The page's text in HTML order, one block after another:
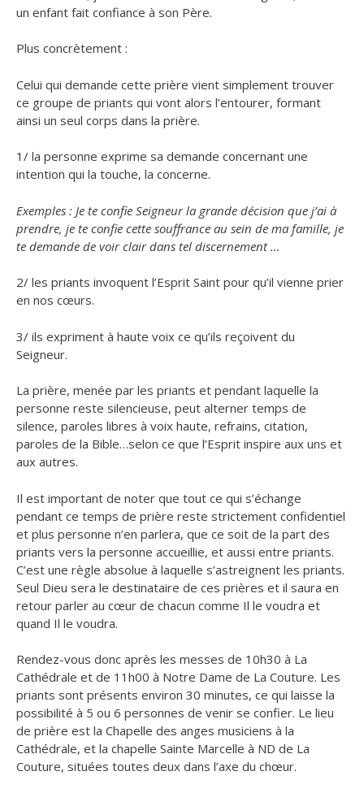
un enfant fait confiance à son Père.
Plus concrètement :
Celui qui demande cette prière vient simplement trouver
ce groupe de priants qui vont alors l’entourer, formant
ainsi un seul corps dans la prière.
1/ la personne exprime sa demande concernant une
intention qui la touche, la concerne.
Exemples : Je te confie Seigneur la grande décision que j’ai à
prendre, je te confie cette souffrance au sein de ma famille, je
te demande de voir clair dans tel discernement …
2/ les priants invoquent l’Esprit Saint pour qu’il vienne prier
en nos cœurs.
3/ ils expriment à haute voix ce qu’ils reçoivent du
Seigneur.
La prière, menée par les priants et pendant laquelle la
personne reste silencieuse, peut alterner temps de
silence, paroles libres à voix haute, refrains, citation,
paroles de la Bible…selon ce que l’Esprit inspire aux uns et
aux autres.
Il est important de noter que tout ce qui s’échange
pendant ce temps de prière reste strictement confidentiel
et plus personne n’en parlera, que ce soit de la part des
priants vers la personne accueillie, et aussi entre priants.
C’est une règle absolue à laquelle s’astreignent les priants.
Seul Dieu sera le destinataire de ces prières et il saura en
retour parler au cœur de chacun comme Il le voudra et
quand Il le voudra.
Rendez-vous donc après les messes de 10h30 à La
Cathédrale et de 11h00 à Notre Dame de La Couture. Les
priants sont présents environ 30 minutes, ce qui laisse la
possibilité à 5 ou 6 personnes de venir se confier. Le lieu
de prière est la Chapelle des anges musiciens à la
Cathédrale, et la chapelle Sainte Marcelle à ND de La
Couture, situées toutes deux dans l’axe du chœur.